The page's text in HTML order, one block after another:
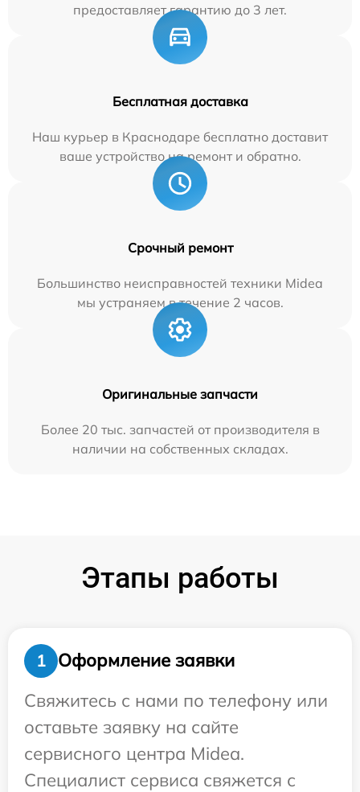
предоставляет гарантию до 3 лет.
Бесплатная доставка
Наш курьер в Краснодаре бесплатно доставит
ваше устройство на ремонт и обратно.
Срочный ремонт
Большинство неисправностей техники Midea
мы устраняем в течение 2 часов.
Оригинальные запчасти
Более 20 тыс. запчастей от производителя в
наличии на собственных складах.
Этапы работы
1
Оформление заявки
Свяжитесь с нами по телефону или
оставьте заявку на сайте
сервисного центра Midea.
Специалист сервиса свяжется с